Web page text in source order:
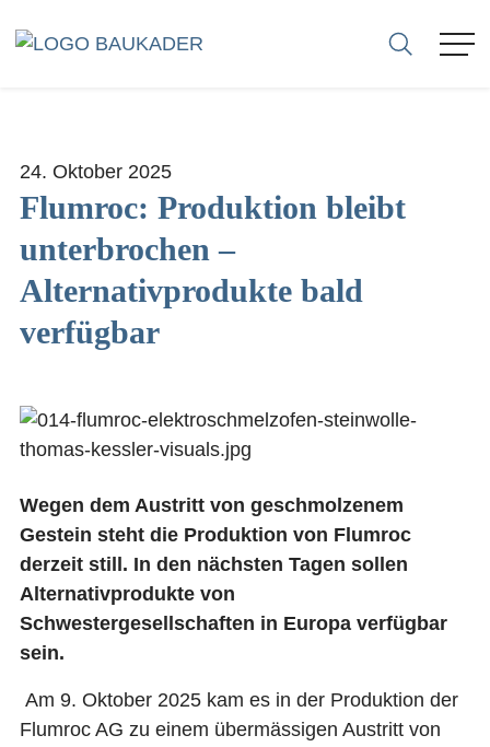
MITGLIEDER
FIRMEN
SEKTIONEN
BERATUNG
SHOP
NEWSLETTER
KONTAKT
24. Oktober 2025
Flumroc: Produktion bleibt
unterbrochen –
Alternativprodukte bald
verfügbar
Wegen dem Austritt von geschmolzenem
Gestein steht die Produktion von Flumroc
derzeit still. In den nächsten Tagen sollen
Alternativprodukte von
Schwestergesellschaften in Europa verfügbar
sein.
Am 9. Oktober 2025 kam es in der Produktion der
Flumroc AG zu einem übermässigen Austritt von